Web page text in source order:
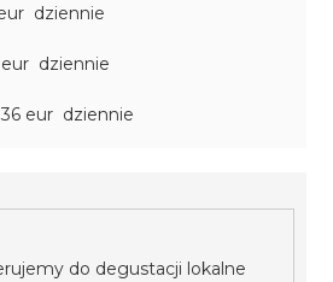
dziennie
eur dziennie
36 eur dziennie
do degustacji lokalne